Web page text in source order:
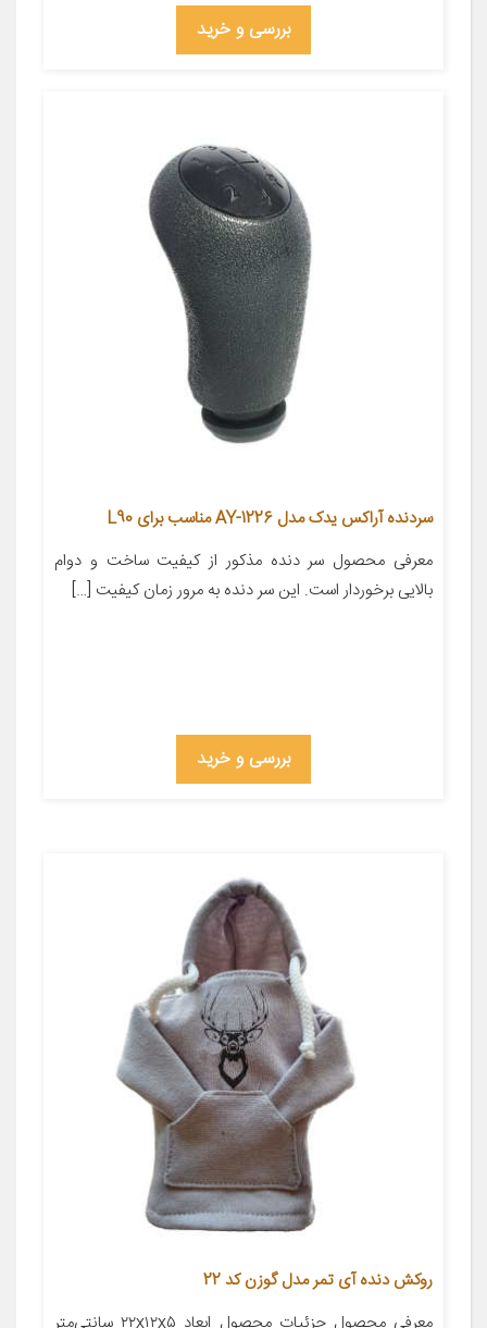
بررسی و خرید
سردنده آراکس یدک مدل AY-1226 مناسب برای L90
معرفی محصول سر دنده مذکور از کیفیت ساخت و دوام
بالایی برخوردار است. این سر دنده به مرور زمان کیفیت […]
بررسی و خرید
روکش دنده آی تمر مدل گوزن کد 22